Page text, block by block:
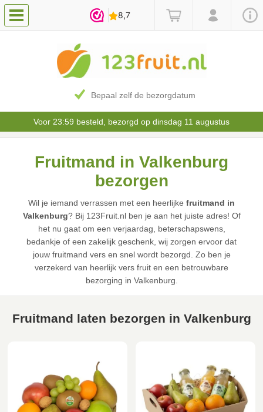
Bepaal zelf de bezorgdatum
Voor 23:59 besteld, bezorgd op dinsdag 11 augustus
Fruitmand in Valkenburg
bezorgen
Wil je iemand verrassen met een heerlijke fruitmand in
Valkenburg? Bij 123Fruit.nl ben je aan het juiste adres! Of
het nu gaat om een verjaardag, beterschapswens,
bedankje of een zakelijk geschenk, wij zorgen ervoor dat
jouw fruitmand vers en snel wordt bezorgd. Zo ben je
verzekerd van heerlijk vers fruit en een betrouwbare
bezorging in Valkenburg.
Fruitmand laten bezorgen in Valkenburg